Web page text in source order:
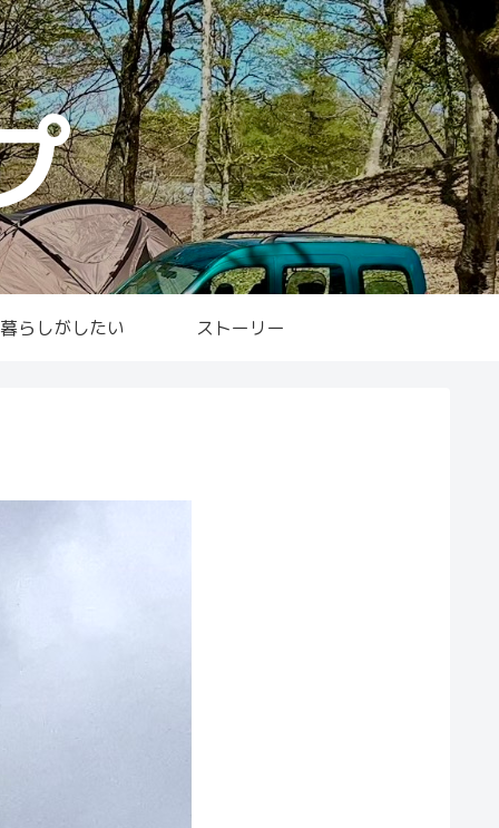
らしがしたい ストーリー